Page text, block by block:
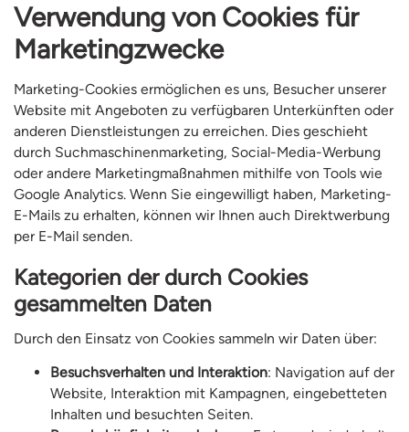
Verwendung von Cookies für
Marketingzwecke
Marketing-Cookies ermöglichen es uns, Besucher unserer
Website mit Angeboten zu verfügbaren Unterkünften oder
anderen Dienstleistungen zu erreichen. Dies geschieht
durch Suchmaschinenmarketing, Social-Media-Werbung
oder andere Marketingmaßnahmen mithilfe von Tools wie
Google Analytics. Wenn Sie eingewilligt haben, Marketing-
E-Mails zu erhalten, können wir Ihnen auch Direktwerbung
per E-Mail senden.
Kategorien der durch Cookies
gesammelten Daten
Durch den Einsatz von Cookies sammeln wir Daten über:
Besuchsverhalten und Interaktion: Navigation auf der
Website, Interaktion mit Kampagnen, eingebetteten
Inhalten und besuchten Seiten.